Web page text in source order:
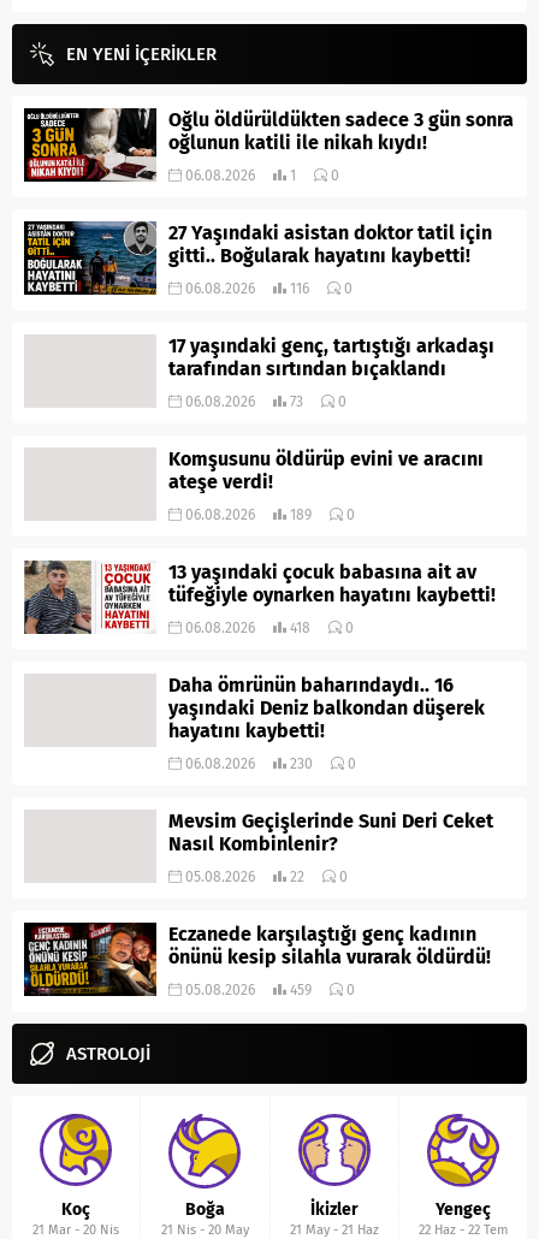
EN YENİ İÇERİKLER
Oğlu öldürüldükten sadece 3 gün sonra
oğlunun katili ile nikah kıydı!
06.08.2026 1 0
27 Yaşındaki asistan doktor tatil için
gitti.. Boğularak hayatını kaybetti!
06.08.2026 116 0
17 yaşındaki genç, tartıştığı arkadaşı
tarafından sırtından bıçaklandı
06.08.2026 73 0
Komşusunu öldürüp evini ve aracını
ateşe verdi!
06.08.2026 189 0
13 yaşındaki çocuk babasına ait av
tüfeğiyle oynarken hayatını kaybetti!
06.08.2026 418 0
Daha ömrünün baharındaydı.. 16
yaşındaki Deniz balkondan düşerek
hayatını kaybetti!
06.08.2026 230 0
Mevsim Geçişlerinde Suni Deri Ceket
Nasıl Kombinlenir?
05.08.2026 22 0
Eczanede karşılaştığı genç kadının
önünü kesip silahla vurarak öldürdü!
05.08.2026 459 0
ASTROLOJİ
Koç
21 Mar -20 Nis
Boğa
21 Nis- 20 May
İkizler
21 May- 21 Haz
Yengeç
22 Haz- 22 Tem